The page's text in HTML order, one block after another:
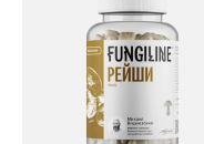
Здоровое
Здоровые
Здоровый
Здоровье легких